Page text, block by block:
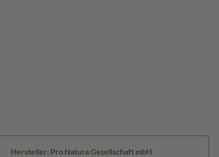
Hersteller: Pro Natura Gesellschaft mbH